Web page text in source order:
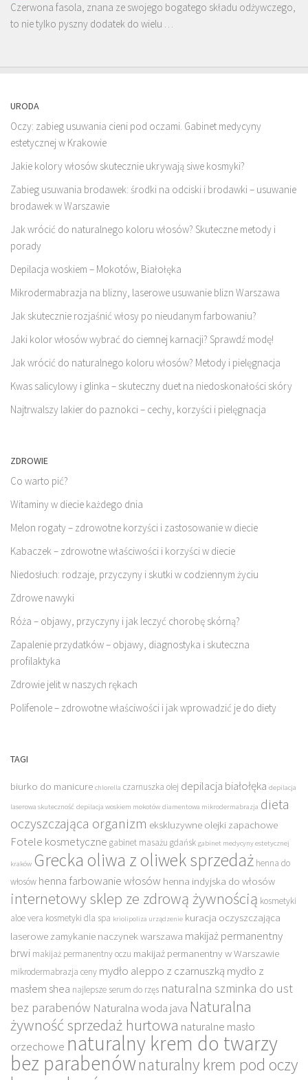
Czerwona fasola, znana ze swojego bogatego składu odżywczego,
to nie tylko pyszny dodatek do wielu …
URODA
Oczy: zabieg usuwania cieni pod oczami. Gabinet medycyny
estetycznej w Krakowie
Jakie kolory włosów skutecznie ukrywają siwe kosmyki?
Zabieg usuwania brodawek: środki na odciski i brodawki – usuwanie
brodawek w Warszawie
Jak wrócić do naturalnego koloru włosów? Skuteczne metody i
porady
Depilacja woskiem – Mokotów, Białołęka
Mikrodermabrazja na blizny, laserowe usuwanie blizn Warszawa
Jak skutecznie rozjaśnić włosy po nieudanym farbowaniu?
Jaki kolor włosów wybrać do ciemnej karnacji? Sprawdź modę!
Jak wrócić do naturalnego koloru włosów? Metody i pielęgnacja
Kwas salicylowy i glinka – skuteczny duet na niedoskonałości skóry
Najtrwalszy lakier do paznokci – cechy, korzyści i pielęgnacja
ZDROWIE
Co warto pić?
Witaminy w diecie każdego dnia
Melon rogaty – zdrowotne korzyści i zastosowanie w diecie
Kabaczek – zdrowotne właściwości i korzyści w diecie
Niedosłuch: rodzaje, przyczyny i skutki w codziennym życiu
Zdrowe nawyki
Róża – objawy, przyczyny i jak leczyć chorobę skórną?
Zapalenie przydatków – objawy, diagnostyka i skuteczna
profilaktyka
Zdrowie jelit w naszych rękach
Polifenole – zdrowotne właściwości i jak wprowadzić je do diety
TAGI
biurko do manicure chlorella czarnuszka olej depilacja białołęka depilacja
laserowa skuteczność depilacja woskiem mokotów diamentowa mikrodermabrazja dieta
oczyszczająca organizm ekskluzywne olejki zapachowe
Fotele kosmetyczne gabinet masażu gdańsk gabinet medycyny estetycznej
kraków Grecka oliwa z oliwek sprzedaż henna do
włosów henna farbowanie włosów henna indyjska do włosów
internetowy sklep ze zdrową żywnością kosmetyki
aloe vera kosmetyki dla spa kriolipoliza urządzenie kuracja oczyszczająca
laserowe zamykanie naczynek warszawa makijaż permanentny
brwi makijaż permanentny oczu makijaż permanentny w Warszawie
mikrodermabrazja ceny mydło aleppo z czarnuszką mydło z
masłem shea najlepsze serum do rzęs naturalna szminka do ust
bez parabenów Naturalna woda java Naturalna
żywność sprzedaż hurtowa naturalne masło
orzechowe naturalny krem do twarzy
bez parabenównaturalny krem pod oczy